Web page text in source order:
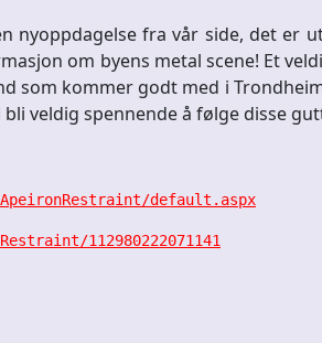
nyoppdagelse fra vår side, det er
om byens metal scene! Et
som kommer godt med i
veldig spennende å følge disse
default.aspx
112980222071141